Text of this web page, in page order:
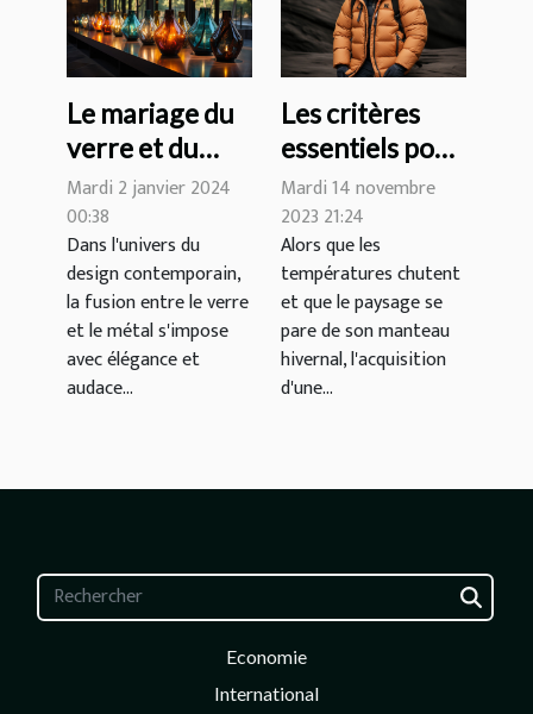
Le mariage du
verre et du
métal dans le
design
contemporain
Mardi 2 janvier 2024
00:38
Dans l'univers du
design contemporain,
la fusion entre le verre
et le métal s'impose
avec élégance et
audace...
Les critères
essentiels pour
choisir une
veste d'hiver
alliant confort
et résistance
au froid
Mardi 14 novembre
2023 21:24
Alors que les
températures chutent
et que le paysage se
pare de son manteau
hivernal, l'acquisition
d'une...
Economie
International